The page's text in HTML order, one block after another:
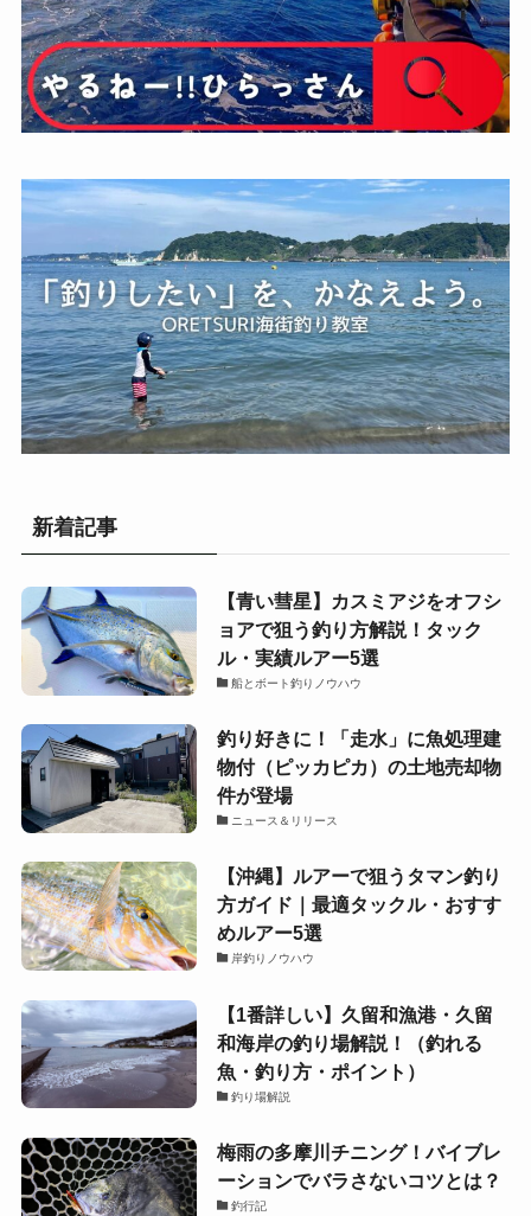
新着記事
【青い彗星】カスミアジをオフシ
ョアで狙う釣り方解説！タック
ル・実績ルアー5選
船とボート釣りノウハウ
釣り好きに！「走水」に魚処理建
物付（ピッカピカ）の土地売却物
件が登場
ニュース＆リリース
【沖縄】ルアーで狙うタマン釣り
方ガイド｜最適タックル・おすす
めルアー5選
岸釣りノウハウ
【1番詳しい】久留和漁港・久留
和海岸の釣り場解説！（釣れる
魚・釣り方・ポイント）
釣り場解説
梅雨の多摩川チニング！バイブレ
ーションでバラさないコツとは？
釣行記